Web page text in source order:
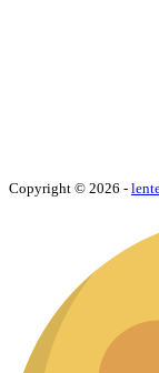
Copyright © 2026 -